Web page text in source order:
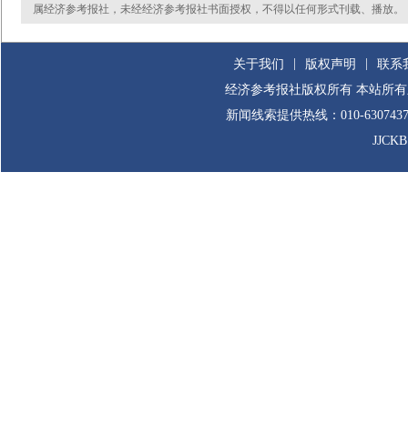
属经济参考报社，未经经济参考报社书面授权，不得以任何形式刊载、播放。
关于我们 版权声明
联系
经济参考报社版权所有 本站所
新闻线索提供热线：010-